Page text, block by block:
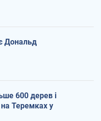
Дональд
600 дерев і
Теремках у